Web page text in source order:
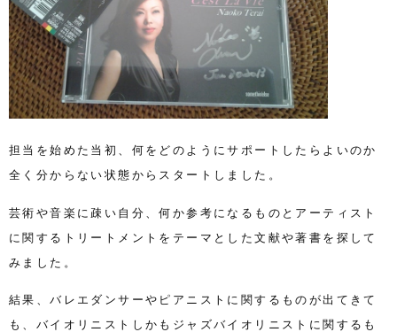
担当を始めた当初、何をどのようにサポートしたらよいのか
全く分からない状態からスタートしました。
芸術や音楽に疎い自分、何か参考になるものとアーティスト
に関するトリートメントをテーマとした文献や著書を探して
みました。
結果、バレエダンサーやピアニストに関するものが出てきて
も、バイオリニストしかもジャズバイオリニストに関するも